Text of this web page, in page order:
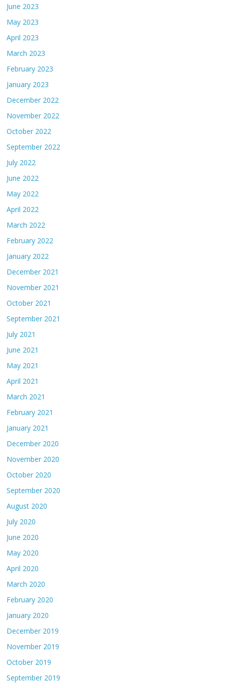
June 2023
May 2023
April 2023
March 2023
February 2023
January 2023
December 2022
November 2022
October 2022
September 2022
July 2022
June 2022
May 2022
April 2022
March 2022
February 2022
January 2022
December 2021
November 2021
October 2021
September 2021
July 2021
June 2021
May 2021
April 2021
March 2021
February 2021
January 2021
December 2020
November 2020
October 2020
September 2020
August 2020
July 2020
June 2020
May 2020
April 2020
March 2020
February 2020
January 2020
December 2019
November 2019
October 2019
September 2019